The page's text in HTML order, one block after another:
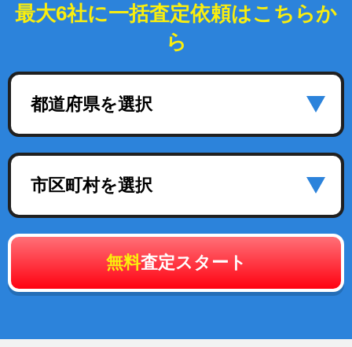
最大6社に一括査定依頼はこちらか
ら
都道府県を選択
市区町村を選択
無料査定スタート